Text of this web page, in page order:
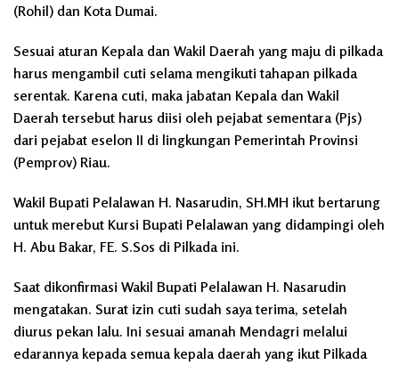
(Rohil) dan Kota Dumai.
Sesuai aturan Kepala dan Wakil Daerah yang maju di pilkada
harus mengambil cuti selama mengikuti tahapan pilkada
serentak. Karena cuti, maka jabatan Kepala dan Wakil
Daerah tersebut harus diisi oleh pejabat sementara (Pjs)
dari pejabat eselon II di lingkungan Pemerintah Provinsi
(Pemprov) Riau.
Wakil Bupati Pelalawan H. Nasarudin, SH.MH ikut bertarung
untuk merebut Kursi Bupati Pelalawan yang didampingi oleh
H. Abu Bakar, FE. S.Sos di Pilkada ini.
Saat dikonfirmasi Wakil Bupati Pelalawan H. Nasarudin
mengatakan. Surat izin cuti sudah saya terima, setelah
diurus pekan lalu. Ini sesuai amanah Mendagri melalui
edarannya kepada semua kepala daerah yang ikut Pilkada